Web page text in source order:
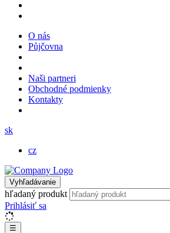
O nás
Půjčovna
Naši partneri
Obchodné podmienky
Kontakty
sk
cz
Vyhľadávanie
hľadaný produkt
Prihlásiť sa
☰